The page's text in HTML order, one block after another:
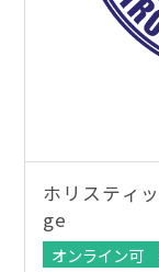
ホリスティ
ge
オンライン可